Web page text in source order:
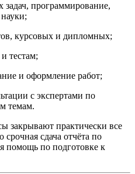
задач, программирование,
курсовых и дипломных;
тестам;
и оформление работ;
с экспертами по
темам.
закрывают практически все
сдача отчёта по
помощь по подготовке к